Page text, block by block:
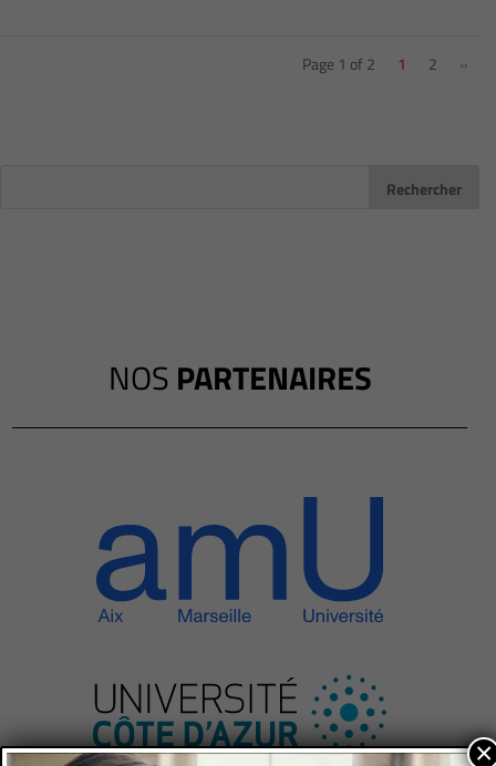
Page 1 of 2 1 2 »
NOS PARTENAIRES
×